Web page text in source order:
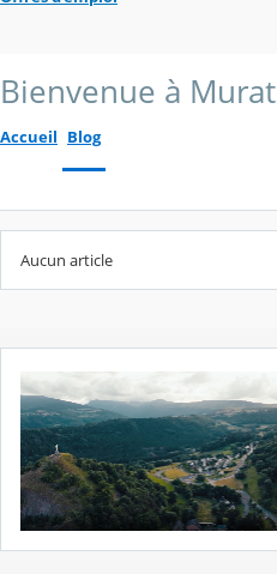
Bienvenue à Murat
Accueil Blog
Aucun article